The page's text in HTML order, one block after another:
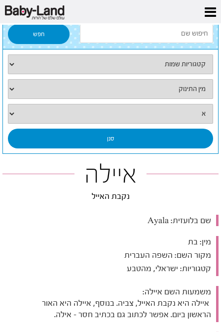
דף הבית
איילה
נקבת האייל
שם בלועזית:
מין: בת
מקור השם: השפה העברית
קטגוריות: ישראלי, מהטבע
משמעות השם איילה:
איילה היא נקבת האייל, צביה. בנוסף, איילה היא האור
הראשון ביום. אפשר לכתוב גם בכתיב חסר - אילה.